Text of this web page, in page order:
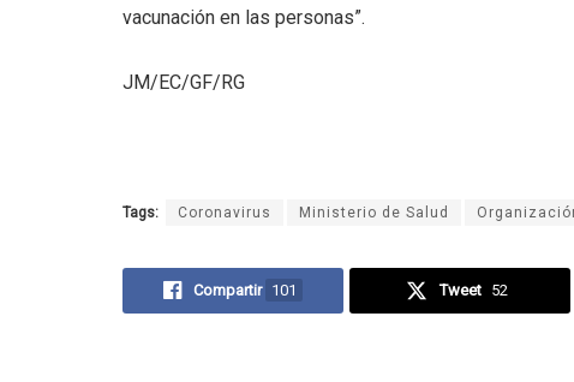
vacunación en las personas”.
JM/EC/GF/RG
Tags: Coronavirus Ministerio de Salud
Compartir 101 Tweet 52